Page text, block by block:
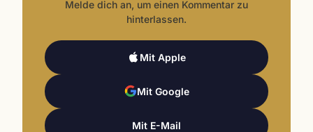
Melde dich an, um einen Kommentar zu
hinterlassen.
Mit Apple
Mit Google
Mit E-Mail